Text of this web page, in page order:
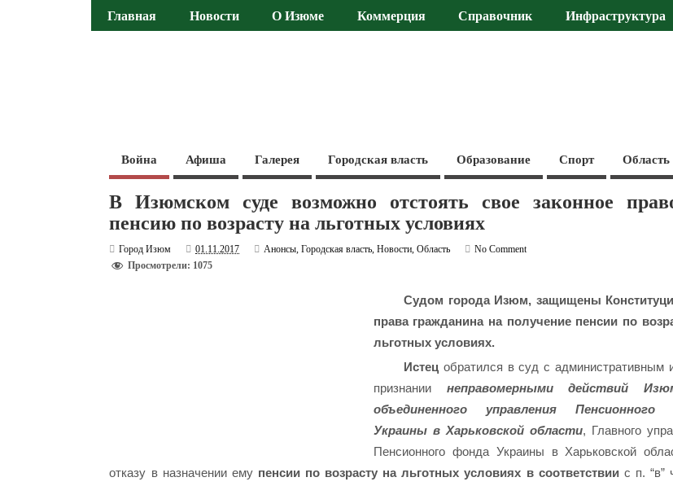
Главная Новости О Изюме Коммерция Справочник Инфраструктура
Война Афиша Галерея Городская власть Образование Спорт Область
В Изюмском суде возможно отстоять свое законное
пенсию по возрасту на льготных условиях
Город Изюм 01.11.2017 Анонсы,Городская власть,Новости,Область
No Comment
Просмотрели: 1075
Судом города Изюм, защищены
права гражданина на получение пенсии по
льготных условиях.
Истец обратился в суд с административным
признании неправомерными действий
объединенного управления Пенсионного
Украины в Харьковской области, Главного
Пенсионного фонда Украины в Харьковской
отказу в назначении ему пенсии по возрасту на льготных условиях в соответствиис п. “в”